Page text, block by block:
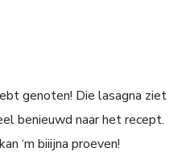
genoten! Die lasagna ziet
benieuwd naar het recept.
‘m biiijna proeven!